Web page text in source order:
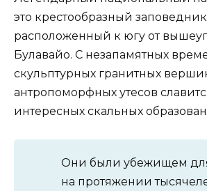
это крестообразный
расположенный к югу от
Булавайо. С незапамятных
скульптурных гранитных
антропоморфных утесов
интересных скальных
Они были убежищем
на протяжении